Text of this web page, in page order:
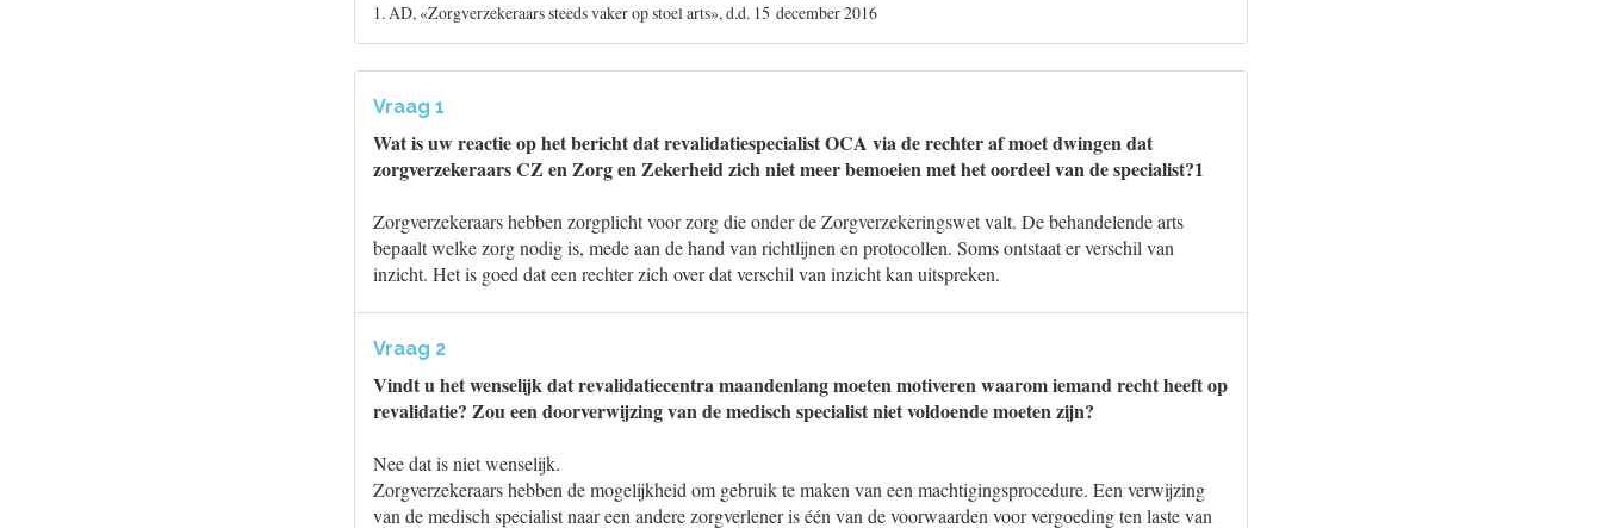
1. AD, «Zorgverzekeraars steeds vaker op stoel arts», d.d. 15 december 2016
Vraag 1
Wat is uw reactie op het bericht dat revalidatiespecialist OCA via de rechter af moet dwingen dat
zorgverzekeraars CZ en Zorg en Zekerheid zich niet meer bemoeien met het oordeel van de specialist?1
Zorgverzekeraars hebben zorgplicht voor zorg die onder de Zorgverzekeringswet valt. De behandelende arts
bepaalt welke zorg nodig is, mede aan de hand van richtlijnen en protocollen. Soms ontstaat er verschil van
inzicht. Het is goed dat een rechter zich over dat verschil van inzicht kan uitspreken.
Vraag 2
Vindt u het wenselijk dat revalidatiecentra maandenlang moeten motiveren waarom iemand recht heeft op
revalidatie? Zou een doorverwijzing van de medisch specialist niet voldoende moeten zijn?
Nee dat is niet wenselijk.
Zorgverzekeraars hebben de mogelijkheid om gebruik te maken van een machtigingsprocedure. Een verwijzing
van de medisch specialist naar een andere zorgverlener is één van de voorwaarden voor vergoeding ten laste van